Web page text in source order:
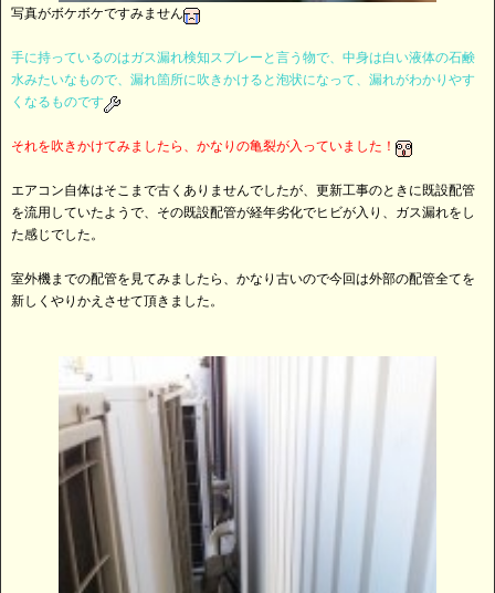
写真がボケボケですみません
手に持っているのはガス漏れ検知スプレーと言う物で、中身は白い液体の石鹸
水みたいなもので、漏れ箇所に吹きかけると泡状になって、漏れがわかりやす
くなるものです
それを吹きかけてみましたら、かなりの亀裂が入っていました！
エアコン自体はそこまで古くありませんでしたが、更新工事のときに既設配管
を流用していたようで、その既設配管が経年劣化でヒビが入り、ガス漏れをし
た感じでした。
室外機までの配管を見てみましたら、かなり古いので今回は外部の配管全てを
新しくやりかえさせて頂きました。